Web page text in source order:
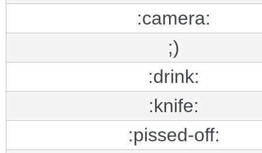
:camera:
;)
:drink:
:knife:
:pissed-off: